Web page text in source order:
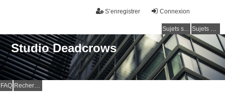
Connexion
S’enregistrer
Sujets sans réponse Sujets actifs
Studio Deadcrows
FAQ Rechercher